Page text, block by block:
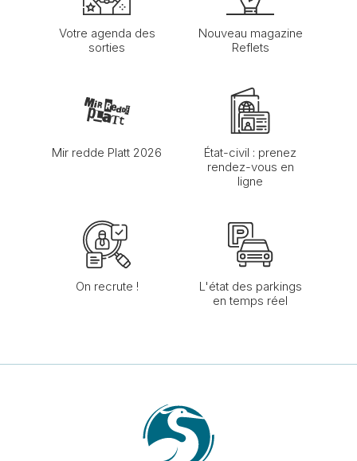
Votre agenda des
sorties
Nouveau magazine
Reflets
Mir redde Platt 2026
État-civil : prenez
rendez-vous en
ligne
On recrute !
L'état des parkings
en temps réel